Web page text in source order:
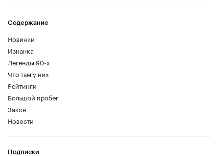
Содержание
Новинки
Изнанка
Легенды 90-х
Что там у них
Рейтинги
Большой пробег
Закон
Новости
Подписки